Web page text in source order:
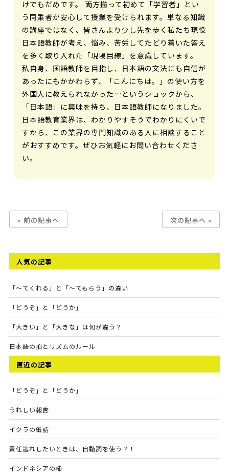
けでもだめです。 両方揃って初めて「学習者」とい
う同乗者が安心して授業を受けられます。単なる知識
の講座ではなく、皆さんより少し先を歩く私たち現役
日本語教師が考え、悩み、苦労してたどり着いた答え
を多く取り入れた「現場目線」を意識しています。
私自身、国語教師を目指し、日本語の文法にも自信が
あったにもかかわらず、「こんにちは。」の使い方を
外国人に教えられなかった…というショックから、
「日本語」に興味を持ち、日本語教師になりました。
日本語教育業界は、わかりやすそうでわかりにくいで
すから、この業界の専門知識のある人に相談すること
がおすすめです。ぜひお気軽にお問い合わせくださ
い。
« 前の記事へ 次の記事へ »
人気の記事
「～てくれる」と「～てもらう」の違い
「どうぞ」と「どうか」
「大きい」と「大きな」は何が違う？
日本語の拍とリズムのルール
直近の記事
「どうぞ」と「どうか」
うれしい報告
イクラの缶詰
責任逃れしたいときは、自動詞を使う？！
インドネシアの柿